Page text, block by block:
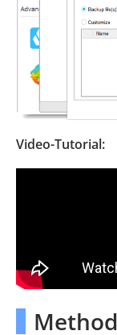
Video-Tutorial: